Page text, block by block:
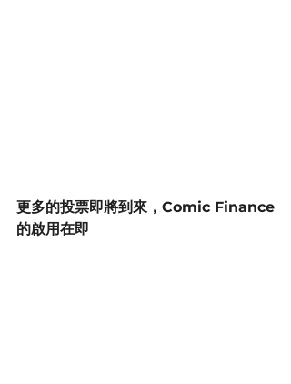
更多的投票即將到來，Comic Finance
的啟用在即